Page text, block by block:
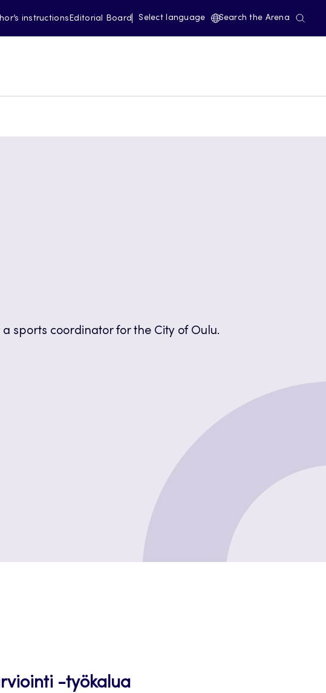
instructionsEditorial Board Select language Search the Arena
a sports coordinator for the City of Oulu.
-työkalua